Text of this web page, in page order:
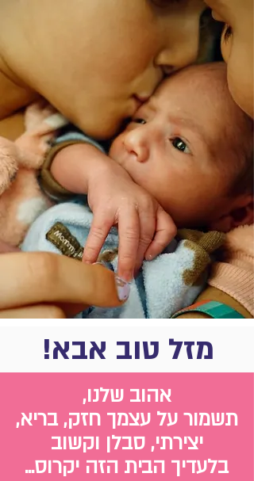
מזל טוב אבא!
אהוב שלנו,
תשמור על עצמך חזק, בריא,
יצירתי, סבלן וקשוב
בלעדיך הבית הזה יקרוס...